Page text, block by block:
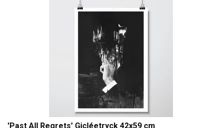
'Past All Regrets' Gicléetryck 42x59 cm